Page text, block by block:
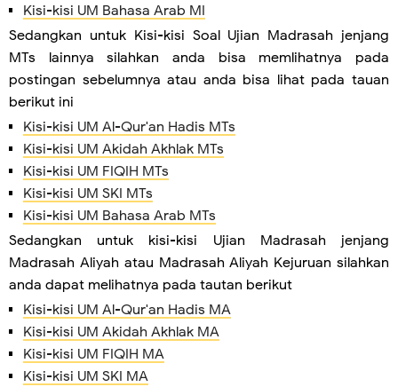
Kisi-kisi UM Bahasa Arab MI
Sedangkan untuk Kisi-kisi Soal Ujian Madrasah jenjang
MTs lainnya silahkan anda bisa memlihatnya pada
postingan sebelumnya atau anda bisa lihat pada tauan
berikut ini
Kisi-kisi UM Al-Qur'an Hadis MTs
Kisi-kisi UM Akidah Akhlak MTs
Kisi-kisi UM FIQIH MTs
Kisi-kisi UM SKI MTs
Kisi-kisi UM Bahasa Arab MTs
Sedangkan untuk kisi-kisi Ujian Madrasah jenjang
Madrasah Aliyah atau Madrasah Aliyah Kejuruan silahkan
anda dapat melihatnya pada tautan berikut
Kisi-kisi UM Al-Qur'an Hadis MA
Kisi-kisi UM Akidah Akhlak MA
Kisi-kisi UM FIQIH MA
Kisi-kisi UM SKI MA